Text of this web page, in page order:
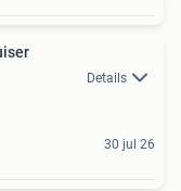
Details
30 jul 26